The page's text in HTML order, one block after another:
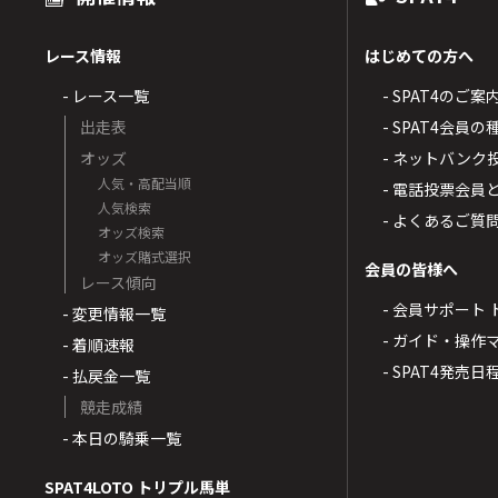
レース情報
- レース一覧
出走表
オッズ
人気・高配当順
人気検索
オッズ検索
オッズ賭式選択
レース傾向
- 変更情報一覧
- 着順速報
- 払戻金一覧
競走成績
- 本日の騎乗一覧
SPAT4LOTO トリプル馬単
はじめての方へ
- SPAT4のご案
- SPAT4会員の
- ネットバンク
- 電話投票会員
- よくあるご質
会員の皆様へ
- 会員サポート
- ガイド・操作
- SPAT4発売日